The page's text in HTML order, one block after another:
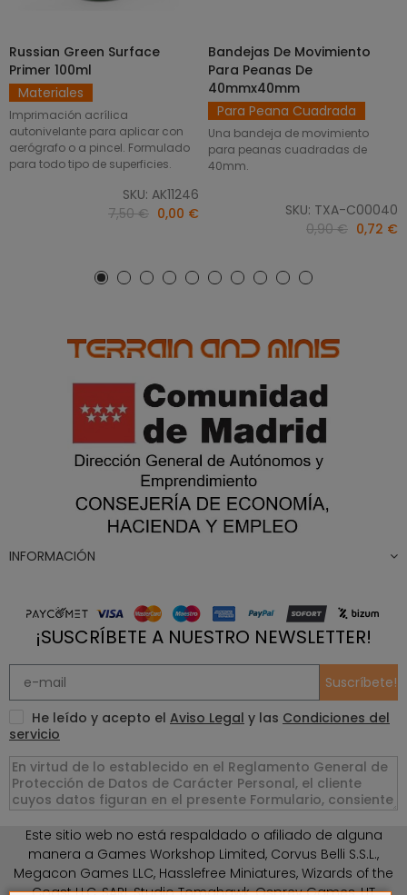
AÑADIR AL CARRITO
Russian Green Surface
Primer 100ml
Materiales
Imprimación acrílica
autonivelante para aplicar con
aerógrafo o a pincel. Formulado
para todo tipo de superficies.
SKU: AK11246
7,50 € 0,00 €
SELECCIONAR OPCIONES
Bandejas De Movimiento
Para Peanas De
40mmx40mm
Para Peana Cuadrada
Una bandeja de movimiento
para peanas cuadradas de
40mm.
SKU: TXA-C00040
0,90 € 0,72 €
INFORMACIÓN
¡SUSCRÍBETE A NUESTRO NEWSLETTER!
Suscríbete!
He leído y acepto el Aviso Legal y las Condiciones del
servicio
Este sitio web no está respaldado o afiliado de alguna
manera a Games Workshop Limited, Corvus Belli S.S.L.,
Megacon Games LLC, Hasslefree Miniatures, Wizards of the